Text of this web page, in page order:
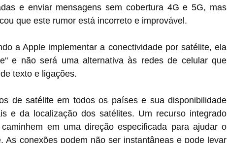
e enviar mensagens sem cobertura 4G e 5G, mas
que este rumor está incorreto e improvável.
a Apple implementar a conectividade por satélite, ela
e não será uma alternativa às redes de celular que
texto e ligações.
de satélite em todos os países e sua disponibilidade
e da localização dos satélites. Um recurso integrado
em uma direção especificada para ajudar o